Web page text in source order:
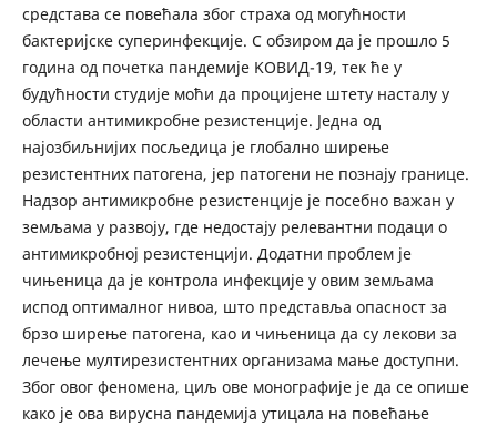
средстава се повећала због страха од могућности
бактеријске суперинфекције. С обзиром да је прошло 5
година од почетка пандемије KОВИД-19, тек ће у
будућности студије моћи да процијене штету насталу у
области антимикробне резистенције. Једна од
најозбиљнијих посљедица је глобално ширење
резистентних патогена, јер патогени не познају границе.
Надзор антимикробне резистенције је посебно важан у
земљама у развоју, где недостају релевантни подаци о
антимикробној резистенцији. Додатни проблем је
чињеница да је контрола инфекције у овим земљама
испод оптималног нивоа, што представља опасност за
брзо ширење патогена, као и чињеница да су лекови за
лечење мултирезистентних организама мање доступни.
Због овог феномена, циљ ове монографије је да се опише
како је ова вирусна пандемија утицала на повећање